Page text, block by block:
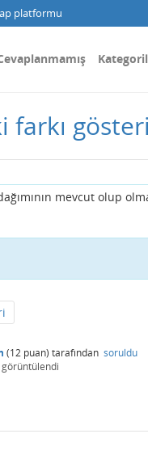
platformu
farkı
mevcut olup
(12 puan) tarafından soruldu
görüntülendi